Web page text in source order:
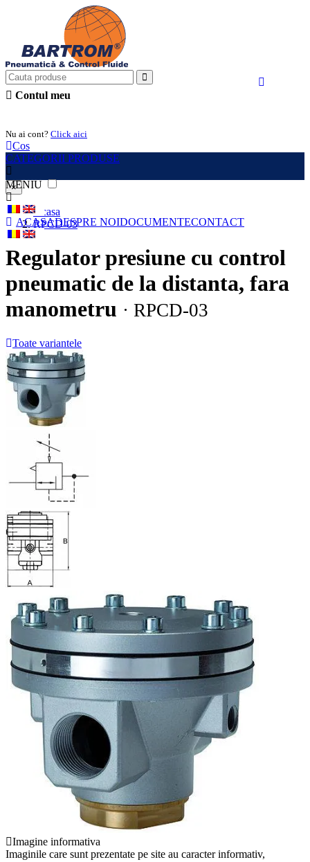
Contul meu
Nu ai cont? Click aici
Cos
CATEGORII PRODUSE
MENIU
ACASADESPRE NOIDOCUMENTECONTACT
×
Acasa
RPCD-03
Regulator presiune cu control
pneumatic de la distanta, fara
manometru · RPCD-03
Toate variantele
Imagine informativa
Imaginile care sunt prezentate pe site au caracter informativ,